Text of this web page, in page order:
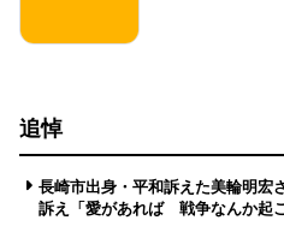
追悼
長崎市出身・平和訴えた美輪明
訴え「愛があれば 戦争なんか起